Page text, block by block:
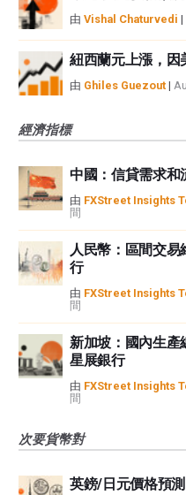
由 Vishal Chaturvedi |
紐西蘭元上漲，因
由 Ghiles Guezout |
經濟指標
中國：信貸需求和
由 FXStreet Insights
間
人民幣：區間交
行
由 FXStreet Insights
間
新加坡：國內生產
星展銀行
由 FXStreet Insights
間
次要貨幣對
英鎊/日元價格預